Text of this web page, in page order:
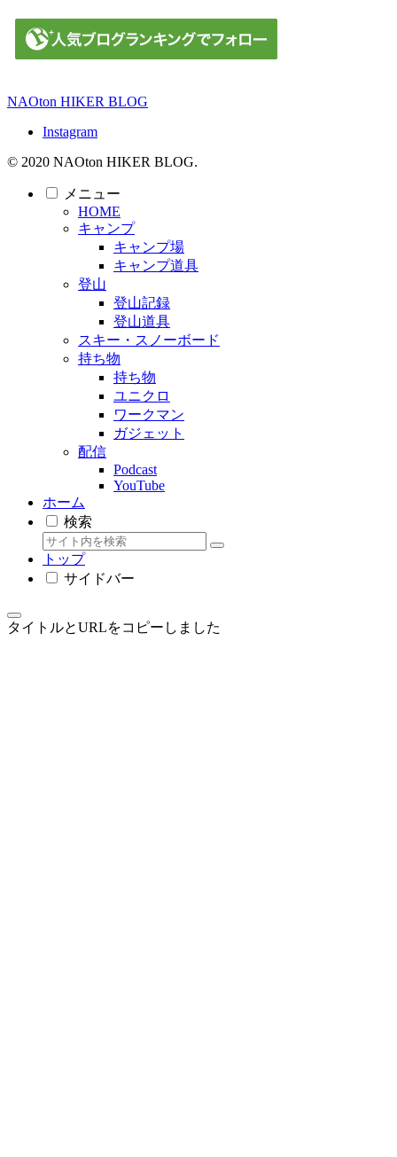
NAOton HIKER BLOG
Instagram
© 2020 NAOton HIKER BLOG.
メニュー
HOME
キャンプ
キャンプ場
キャンプ道具
登山
登山記録
登山道具
スキー・スノーボード
持ち物
持ち物
ユニクロ
ワークマン
ガジェット
配信
Podcast
YouTube
ホーム
検索
トップ
サイドバー
タイトルとURLをコピーしました